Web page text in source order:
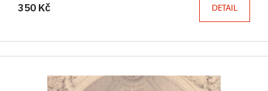
350 Kč DETAIL